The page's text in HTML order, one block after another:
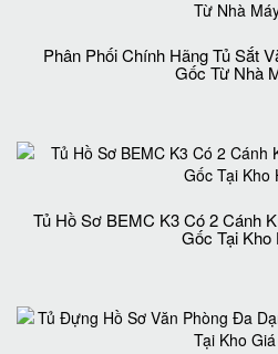
Phân Phối Chính Hãng Tủ Sắt
Gốc Từ Nhà
Tủ Hồ Sơ BEMC K3 Có 2 Cánh
Gốc Tại Kho